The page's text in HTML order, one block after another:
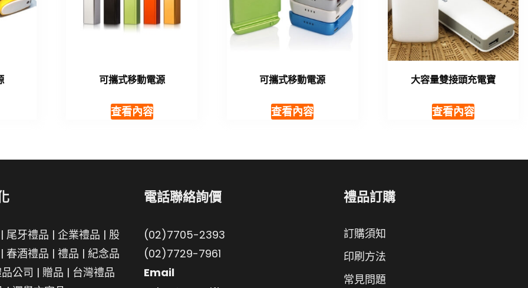
可攜式移動電源
查看內容
可攜式移動電源
查看內容
大容量雙接頭充電寶
查看內容
尾牙禮品 | 企業禮品 | 股
春酒禮品 | 禮品 | 紀念品
公司 | 贈品 | 台灣禮品
電話聯絡詢價
(02)7705-2393
(02)7729-7961
Email
禮品訂購
訂購須知
印刷方法
常見問題